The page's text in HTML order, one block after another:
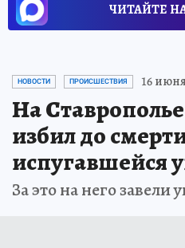
ЧИТАЙТЕ
НОВОСТИ ПРОИСШЕСТВИЯ 16 июня
На
избил до
испугавшейся
За это на него завели